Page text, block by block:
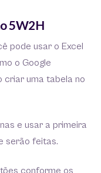
5W2H
pode usar o Excel
o Google
criar uma tabela no
e usar a primeira
serão feitas.
conforme os